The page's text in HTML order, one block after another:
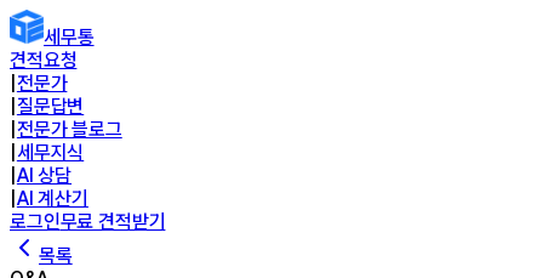
세무통
견적요청
전문가
질문답변
전문가 블로그
세무지식
AI 상담
AI 계산기
로그인무료 견적받기
목록